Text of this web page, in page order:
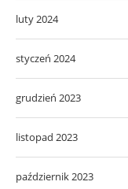
luty 2024
styczeń 2024
grudzień 2023
listopad 2023
październik 2023